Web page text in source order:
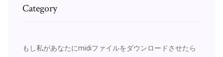
Category
もし私があなたにmidiファイルをダウンロードさせたら